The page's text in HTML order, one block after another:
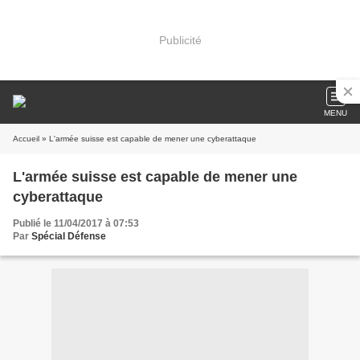
Publicité
MENU
Accueil » L'armée suisse est capable de mener une cyberattaque
L'armée suisse est capable de mener une
cyberattaque
Publié le 11/04/2017 à 07:53
Par Spécial Défense